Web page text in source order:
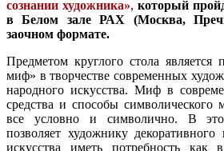
сознании художника», который
в Белом зале РАХ (Москва,
заочном формате.
Предметом круглого стола является
миф» в творчестве современных
народного искусства. Миф в
средства и способы
все условно и символично. В
позволяет художнику
искусства иметь потребность как